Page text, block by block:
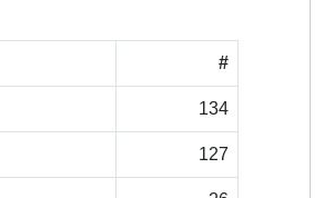
#
134
127